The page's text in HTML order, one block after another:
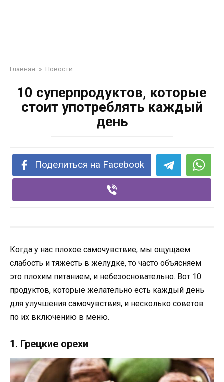
Главная » Новости
10 суперпродуктов, которые
стоит употреблять каждый
день
Поделиться на Facebook
Когда у нас плохое самочувствие, мы ощущаем
слабость и тяжесть в желудке, то часто объясняем
это плохим питанием, и небезосновательно. Вот 10
продуктов, которые желательно есть каждый день
для улучшения самочувствия, и несколько советов
по их включению в меню.
1. Грецкие орехи